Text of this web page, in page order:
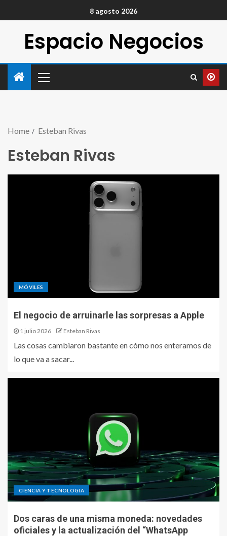
8 agosto 2026
Espacio Negocios
Home Esteban Rivas
Esteban Rivas
MÓVILES
El negocio de arruinarle las sorpresas a Apple
1 julio 2026 Esteban Rivas
Las cosas cambiaron bastante en cómo nos enteramos de
lo que va a sacar...
CIENCIA Y TECNOLOGIA
Dos caras de una misma moneda: novedades
oficiales y la actualización del “WhatsApp